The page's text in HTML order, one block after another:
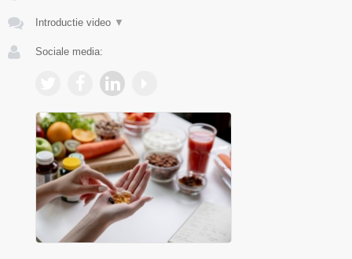
Introductie video ▼
Sociale media: